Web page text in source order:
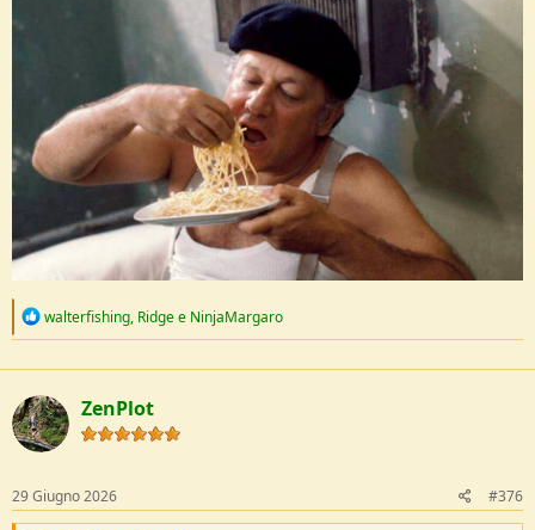
R
c
t
i
o
n
:
walterfishing, Ridgee NinjaMargaro
ZenPlot
29 Giugno 2026 #376